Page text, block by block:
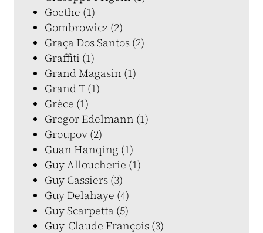
Goethe (1)
Gombrowicz (2)
Graça Dos Santos (2)
Graffiti (1)
Grand Magasin (1)
Grand T (1)
Grèce (1)
Gregor Edelmann (1)
Groupov (2)
Guan Hanqing (1)
Guy Alloucherie (1)
Guy Cassiers (3)
Guy Delahaye (4)
Guy Scarpetta (5)
Guy-Claude François (3)